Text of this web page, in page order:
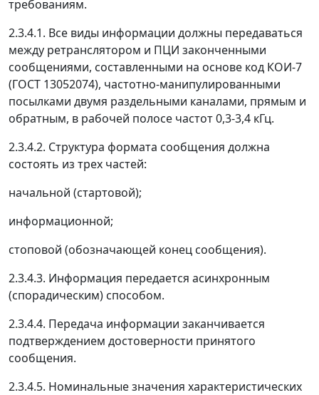
требованиям.
2.3.4.1. Все виды информации должны передаваться
между ретранслятором и ПЦИ законченными
сообщениями, составленными на основе код КОИ-7
(ГОСТ 13052074), частотно-манипулированными
посылками двумя раздельными каналами, прямым и
обратным, в рабочей полосе частот 0,3-3,4 кГц.
2.3.4.2. Структура формата сообщения должна
состоять из трех частей:
начальной (стартовой);
информационной;
стоповой (обозначающей конец сообщения).
2.3.4.3. Информация передается асинхронным
(спорадическим) способом.
2.3.4.4. Передача информации заканчивается
подтверждением достоверности принятого
сообщения.
2.3.4.5. Номинальные значения характеристических